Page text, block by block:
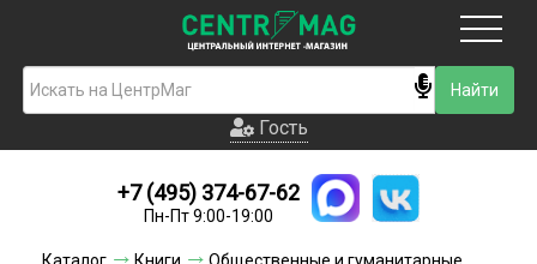
Гость
Новинки
Условия доставки
Гость
+7 (495) 374-67-62
Пн-Пт 9:00-19:00